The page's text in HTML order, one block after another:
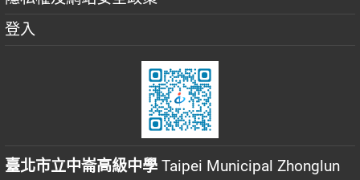
登入
臺北市立中崙高級中學 Taipei Municipal Zhonglun